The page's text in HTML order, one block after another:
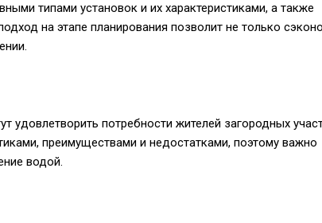
типами установок и их характеристиками, а также
на этапе планирования позволит не только
удовлетворить потребности жителей загородных
преимуществами и недостатками, поэтому важно
водой.